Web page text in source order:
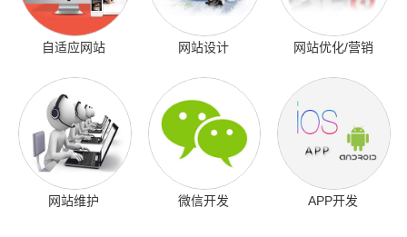
自适应网站 网站设计 网站优化/营销
网站维护 微信开发 APP开发